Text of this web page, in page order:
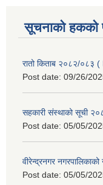
सूचनाको
रातो किताब २०८२/
Post date: 09/26/
सहकारी संस्थाको सूची
Post date: 05/05/
वीरेन्द्रनगर
Post date: 05/05/